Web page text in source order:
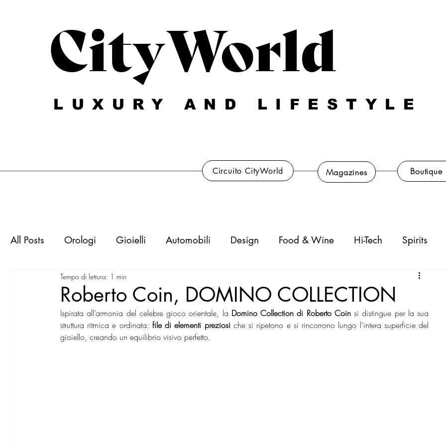
CityWorld
LUXURY AND LIFESTYLE
Magazines Boutique
Circuito CityWorld
All Posts Orologi Gioielli Automobili Design Food & Wine Hi-Tech Spirits
Libri & Books Sportive d'epoca Personaggi
Exclusive Places Gallerie Mostre Moda Donna/Uomo Nautica Beauty
Roberto Coin, DOMINO COLLECTION
Tempo di lettura: 1 min
Ispirata all’armonia del celebre gioco orientale, la Domino Collection di Roberto Coin si distingue per la sua
struttura ritmica e ordinata: file di elementi preziosi che si ripetono e si rincorrono lungo l’intera superficie del
gioiello, creando un equilibrio visivo perfetto.